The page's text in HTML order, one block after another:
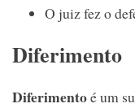
O juiz fez o
Diferimento
Diferimentoé um